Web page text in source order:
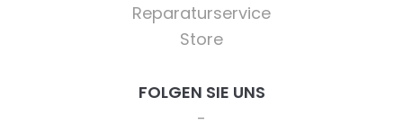
Reparaturservice
Store
FOLGEN SIE UNS